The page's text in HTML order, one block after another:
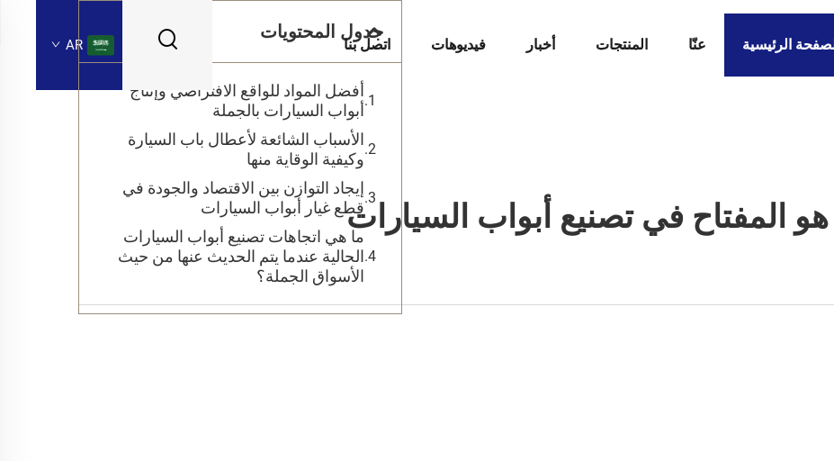
الرئيسية عنّا المنتجات أخبار فيديوهات اتصل بنا AR
هو المفتاح في تصنيع أبواب السيارات
جدول المحتويات
أفضل المواد للواقع الافتراضي وإنتاج
أبواب السيارات بالجملة
الأسباب الشائعة لأعطال باب السيارة
وكيفية الوقاية منها
إيجاد التوازن بين الاقتصاد والجودة في
قطع غيار أبواب السيارات
ما هي اتجاهات تصنيع أبواب السيارات
الحالية عندما يتم الحديث عنها من حيث
الأسواق الجملة؟